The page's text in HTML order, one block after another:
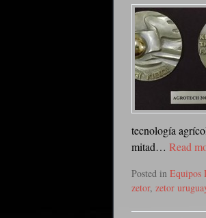
tecnología
mitad… Read
Posted in Equipos
zetor, zetor